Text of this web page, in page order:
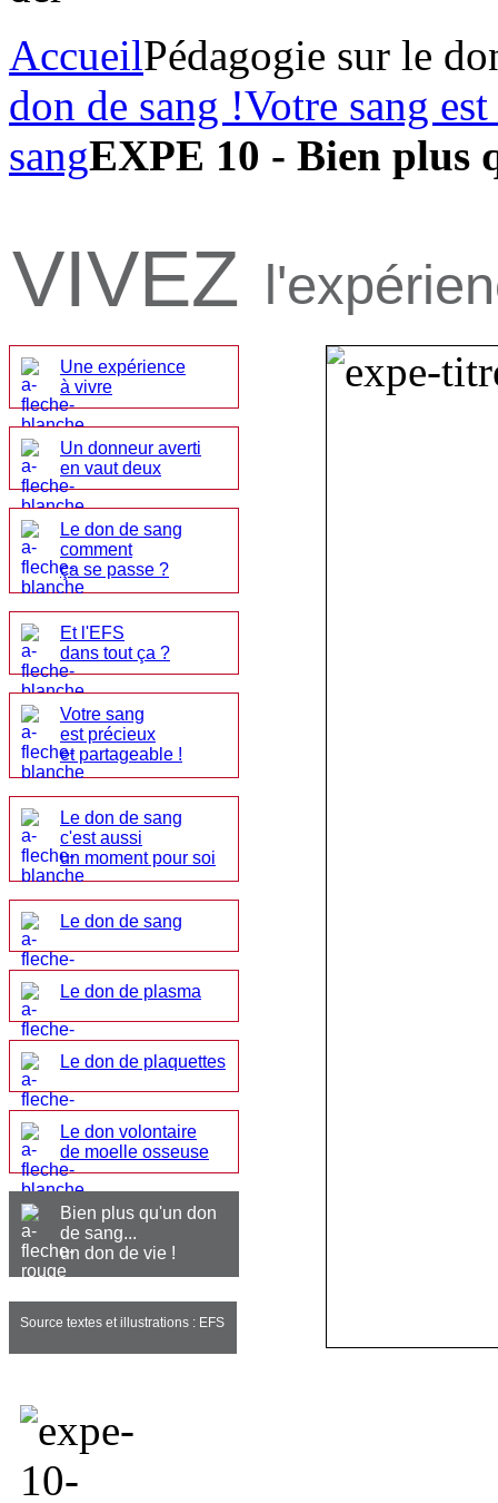
AccueilPédagogie sur le
don de sang !Votre sang
sangEXPE 10 - Bien plus
VIVEZ
Une expérience
à vivre
Un donneur averti
en vaut deux
Le don de sang
comment
ça se passe ?
Et l'EFS
dans tout ça ?
Votre sang
est précieux
et partageable !
Le don de sang
c'est aussi
un moment pour soi
Le don de sang
Le don de plasma
Le don de plaquettes
Le don volontaire
de moelle osseuse
Bien plus qu'un don
de sang...
un don de vie !
Source textes et illustrations : EFS